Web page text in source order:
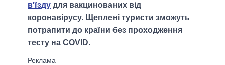
в'їзду для вакцинованих від
коронавірусу. Щеплені туристи зможуть
потрапити до країни без проходження
тесту на COVID.